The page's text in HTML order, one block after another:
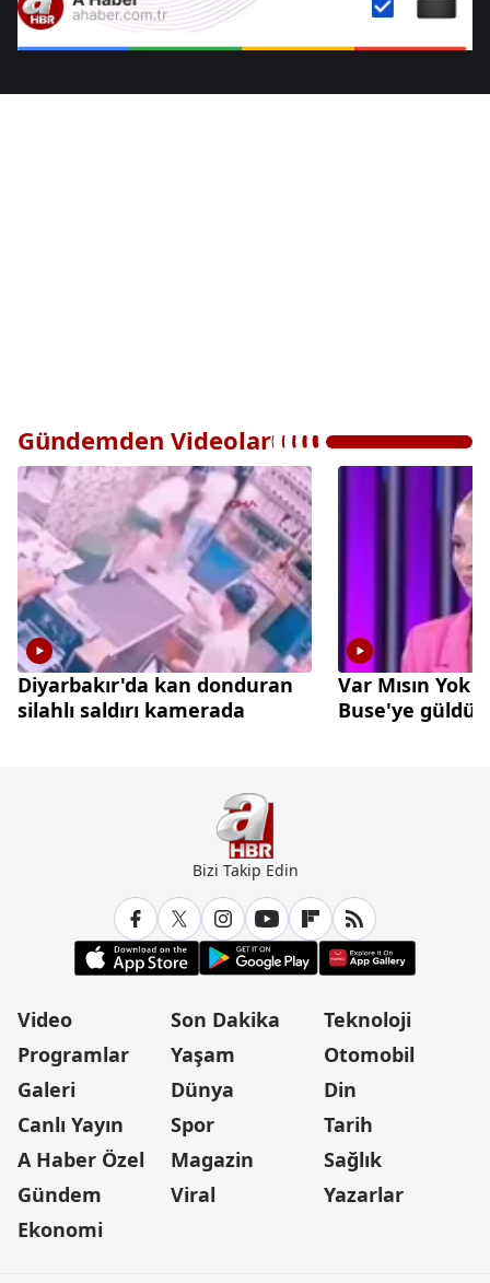
Gündemden Videolar
Diyarbakır'da kan donduran
silahlı saldırı kamerada
Var Mısın Yok
Buse'ye güldü
Bizi Takip Edin
Video
Programlar
Galeri
Canlı Yayın
A Haber Özel
Gündem
Ekonomi
Son Dakika
Yaşam
Dünya
Spor
Magazin
Viral
Teknoloji
Otomobil
Din
Tarih
Sağlık
Yazarlar